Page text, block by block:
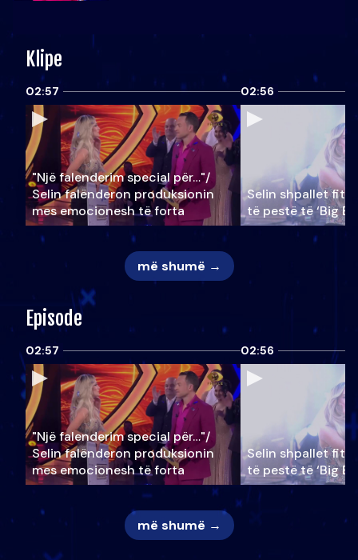
Klipe
02:57
"Një falenderim special për…"/
Selin falënderon produksionin
mes emocionesh të forta
02:56
Selin shpallet
të pestë të ‘Big
më shumë →
Episode
02:57
"Një falenderim special për…"/
Selin falënderon produksionin
mes emocionesh të forta
02:56
Selin shpallet
të pestë të ‘Big
më shumë →